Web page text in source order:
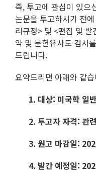
즉, 투고에 관심이 있으
논문을 투고하시기 전
리규정> 및 <편집 및
약 및 문헌유사도 검사
드립니다.
요약드리면 아래와 같
1. 대상: 미국학 일반
2. 투고자 자격: 관
3. 원고 마감일:
4. 발간 예정일: